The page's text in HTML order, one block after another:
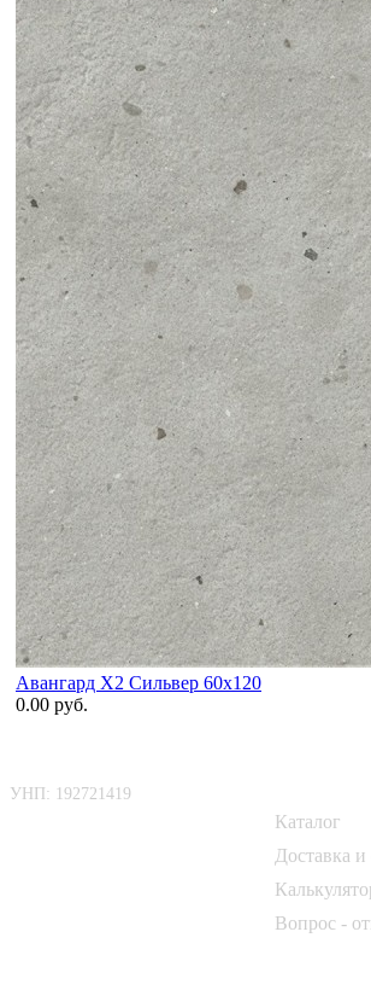
Авангард X2 Сильвер 60x120
0.00 руб.
УНП: 192721419
Каталог
Доставка и
Вопрос -